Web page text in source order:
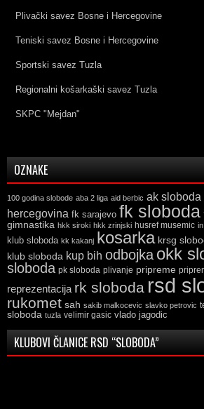
Plivački savez Bosne i Hercegovine
Teniski savez Bosne i Hercegovine
Sportski savez Tuzla
Regionalni košarkaški savez Tuzla
SKPC "Mejdan"
OZNAKE
100 godina slobode aba 2 liga aid berbic ak sloboda
hercegovina fk sarajevo fk sloboda
gimnastika hkk siroki hkk zrinjski husref musemic
klub sloboda kk kakanj kosarka krsg
klub sloboda kup bih odbojka okk
sloboda pk sloboda plivanje pripreme
reprezentacija rk sloboda rsd
rukomet sah sakib malkocevic slavko petrovic
sloboda tuzla velimir gasic vlado jagodic
KLUBOVI ČLANICE RSD “SLOBODA”